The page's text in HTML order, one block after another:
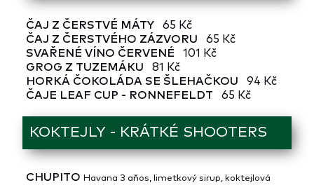
ČAJ Z ČERSTVÉ MÁTY
65 Kč
ČAJ Z ČERSTVÉHO ZÁZVORU
65 Kč
SVAŘENÉ VÍNO ČERVENÉ
101 Kč
GROG Z TUZEMÁKU
81 Kč
HORKÁ ČOKOLÁDA SE ŠLEHAČKOU
94 Kč
ČAJE LEAF CUP - RONNEFELDT
65 Kč
KOKTEJLY - KRÁTKÉ SHOOTERS
CHUPITO Havana 3 aňos, limetkový sirup, koktejlová